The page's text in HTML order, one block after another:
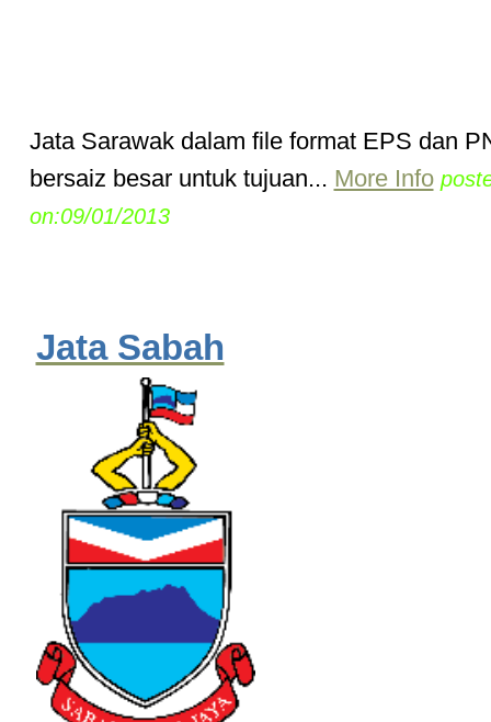
Jata Sarawak dalam file format EPS dan
bersaiz besar untuk tujuan... More Info
on:09/01/2013
Jata Sabah